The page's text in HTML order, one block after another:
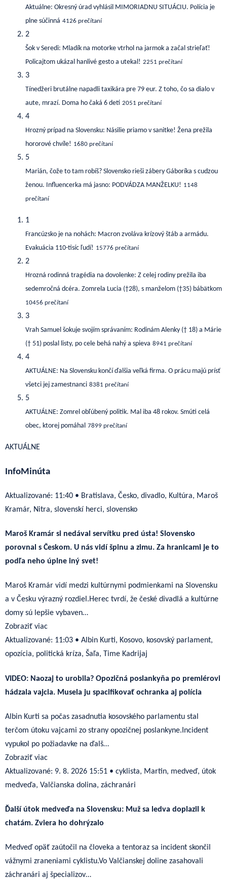
Aktuálne: Okresný úrad vyhlásil MIMORIADNU SITUÁCIU. Polícia je
plne súčinná 4126 prečítaní
2
Šok v Seredi: Mladík na motorke vtrhol na jarmok a začal strieľať!
Policajtom ukázal hanlivé gesto a utekal! 2251 prečítaní
3
Tínedžeri brutálne napadli taxikára pre 79 eur. Z toho, čo sa dialo v
aute, mrazí. Doma ho čaká 6 detí 2051 prečítaní
4
Hrozný prípad na Slovensku: Násilie priamo v sanitke! Žena prežila
hororové chvíle! 1680 prečítaní
5
Marián, čože to tam robíš? Slovensko rieši zábery Gáboríka s cudzou
ženou. Influencerka má jasno: PODVÁDZA MANŽELKU! 1148
prečítaní
1
Francúzsko je na nohách: Macron zvoláva krízový štáb a armádu.
Evakuácia 110-tisíc ľudí! 15776 prečítaní
2
Hrozná rodinná tragédia na dovolenke: Z celej rodiny prežila iba
sedemročná dcéra. Zomrela Lucia (†28), s manželom (†35) bábätkom
10456 prečítaní
3
Vrah Samuel šokuje svojím správaním: Rodinám Alenky († 18) a Márie
(† 51) poslal listy, po cele behá nahý a spieva 8941 prečítaní
4
AKTUÁLNE: Na Slovensku končí ďalšia veľká firma. O prácu majú prísť
všetci jej zamestnanci 8381 prečítaní
5
AKTUÁLNE: Zomrel obľúbený politik. Mal iba 48 rokov. Smúti celá
obec, ktorej pomáhal 7899 prečítaní
AKTUÁLNE
InfoMinúta
Aktualizované: 11:40 • Bratislava, Česko, divadlo, Kultúra, Maroš
Kramár, Nitra, slovenskí herci, slovensko
Maroš Kramár si nedával servítku pred ústa! Slovensko
porovnal s Českom. U nás vidí špinu a zimu. Za hranicami je to
podľa neho úplne iný svet!
Maroš Kramár vidí medzi kultúrnymi podmienkami na Slovensku
a v Česku výrazný rozdiel.Herec tvrdí, že české divadlá a kultúrne
domy sú lepšie vybaven…
Zobraziť viac
Aktualizované: 11:03 • Albin Kurti, Kosovo, kosovský parlament,
opozícia, politická kríza, Šaľa, Time Kadrijaj
VIDEO: Naozaj to urobila? Opozičná poslankyňa po premiérovi
hádzala vajcia. Musela ju spacifikovať ochranka aj polícia
Albin Kurti sa počas zasadnutia kosovského parlamentu stal
terčom útoku vajcami zo strany opozičnej poslankyne.Incident
vypukol po požiadavke na ďalš…
Zobraziť viac
Aktualizované: 9. 8. 2026 15:51 • cyklista, Martin, medveď, útok
medveďa, Valčianska dolina, záchranári
Ďalší útok medveďa na Slovensku: Muž sa ledva doplazil k
chatám. Zviera ho dohrýzalo
Medveď opäť zaútočil na človeka a tentoraz sa incident skončil
vážnymi zraneniami cyklistu.Vo Valčianskej doline zasahovali
záchranári aj špecializov…